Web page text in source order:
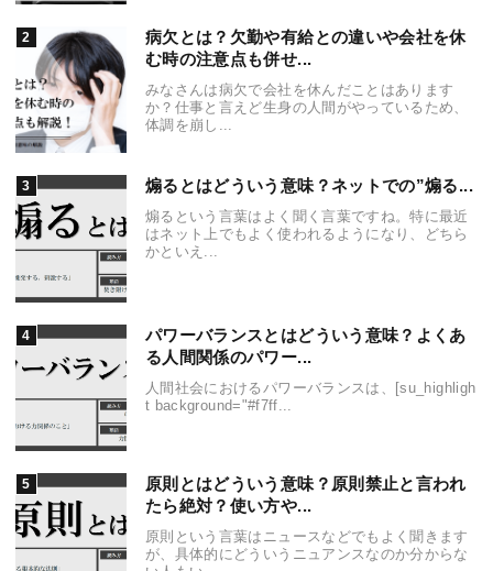
病欠とは？欠勤や有給との違いや会社を休
む時の注意点も併せ...
みなさんは病欠で会社を休んだことはあります
か？仕事と言えど生身の人間がやっているため、
体調を崩し...
煽るとはどういう意味？ネットでの”煽る...
煽るという言葉はよく聞く言葉ですね。特に最近
はネット上でもよく使われるようになり、どちら
かといえ...
パワーバランスとはどういう意味？よくあ
る人間関係のパワー...
人間社会におけるパワーバランスは、[su_highligh
t background="#f7ff...
原則とはどういう意味？原則禁止と言われ
たら絶対？使い方や...
原則という言葉はニュースなどでもよく聞きます
が、具体的にどういうニュアンスなのか分からな